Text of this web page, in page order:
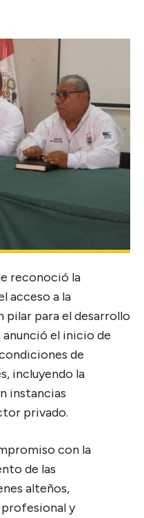
reconoció la
acceso a la
para el desarrollo
el inicio de
de
incluyendo la
instancias
privado.
con la
de las
alteños,
y